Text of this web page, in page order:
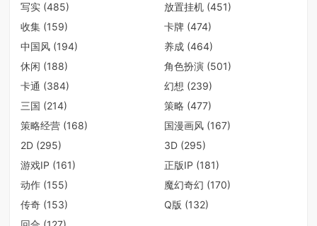
写实 (485) 放置挂机(451)
收集 (159) 卡牌 (474)
中国风 (194) 养成(464)
休闲 (188) 角色扮演(501)
卡通 (384) 幻想 (239)
三国 (214) 策略 (477)
策略经营 (168) 国漫画风(167)
2D (295) 3D(295)
游戏IP (161) 正版IP (181)
动作 (155) 魔幻奇幻 (170)
传奇 (153) Q版 (132)